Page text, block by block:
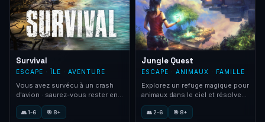
Survival
ESCAPE · ÎLE · AVENTURE
Vous avez survécu à un crash
d'avion · saurez-vous rester en
vie sur une île sauvage ?
👥 1-6 🎯 8+
Jungle Quest
ESCAPE · ANIMAUX · FAMILLE
Explorez un refuge magique pour
animaux dans le ciel et résolvez
des énigmes pour rentrer chez
vous.
👥 2-6 🎯 8+